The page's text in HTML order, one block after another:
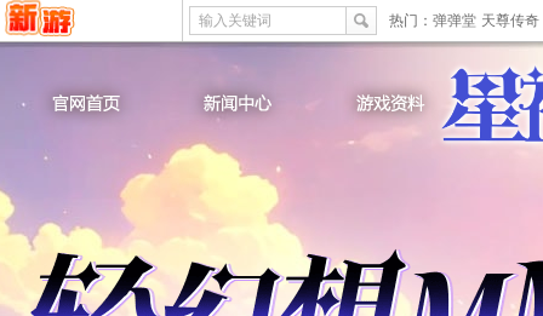
输入关键词 热门： 弹弹堂 天尊传奇